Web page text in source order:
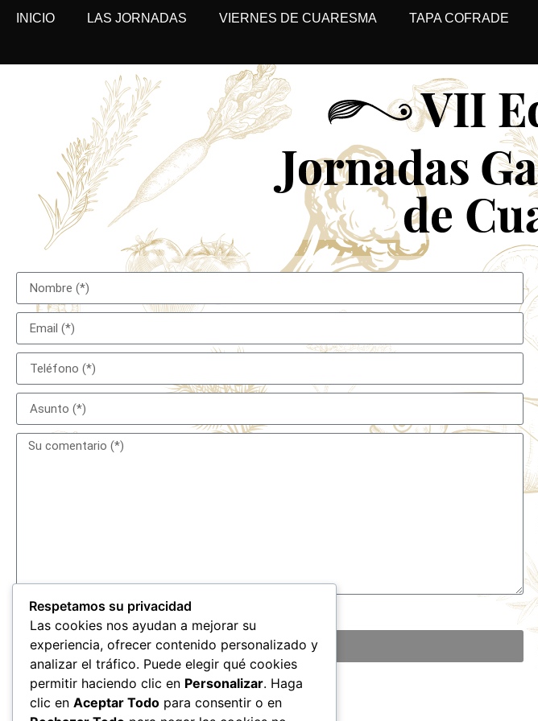
INICIO LAS JORNADAS VIERNES DE CUARESMA TAPA COFRADE
He leído y acepto lascondiciones de privacidad
ENVIAR
Respetamos su privacidad
Las cookies nos ayudan a mejorar su
experiencia, ofrecer contenido personalizado y
analizar el tráfico. Puede elegir qué cookies
permitir haciendo clic en Personalizar. Haga
clic en Aceptar Todo para consentir o en